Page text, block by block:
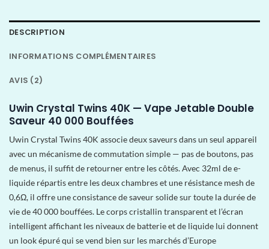
DESCRIPTION
INFORMATIONS COMPLÉMENTAIRES
AVIS (2)
Uwin Crystal Twins 40K — Vape Jetable Double
Saveur 40 000 Bouffées
Uwin Crystal Twins 40K associe deux saveurs dans un seul appareil
avec un mécanisme de commutation simple — pas de boutons, pas
de menus, il suffit de retourner entre les côtés. Avec 32ml de e-
liquide répartis entre les deux chambres et une résistance mesh de
0,6Ω, il offre une consistance de saveur solide sur toute la durée de
vie de 40 000 bouffées. Le corps cristallin transparent et l’écran
intelligent affichant les niveaux de batterie et de liquide lui donnent
un look épuré qui se vend bien sur les marchés d’Europe